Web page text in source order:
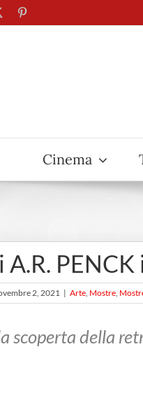
Cinema
A.R.
2, 2021 | Arte, Mostre,
scoperta della